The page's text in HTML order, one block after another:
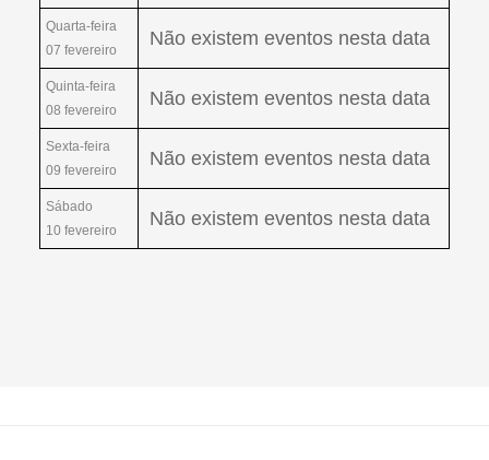
Quarta-feira
07 fevereiro
Não existem eventos nesta data
Quinta-feira
08 fevereiro
Não existem eventos nesta data
Sexta-feira
09 fevereiro
Não existem eventos nesta data
Sábado
10 fevereiro
Não existem eventos nesta data